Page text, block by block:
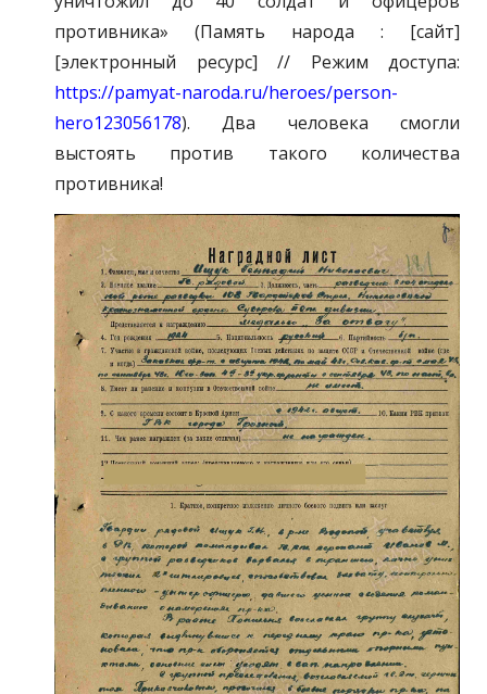
противника» (Память народа : [сайт]
[электронный ресурс] // Режим доступа:
https://pamyat-naroda.ru/heroes/person-
hero123056178). Два человека смогли
выстоять против такого количества
противника!